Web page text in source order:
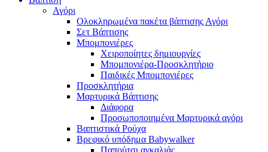
Αγόρι
Ολοκληρωμένα πακέτα βάπτισης Αγόρι
Σετ Βάπτισης
Μπομπονιέρες
Χειροποίητες δημιουργίες
Μπομπονιέρα-Προσκλητήριο
Παιδικές Μπομπονιέρες
Προσκλητήρια
Μαρτυρικά Βάπτισης
Διάφορα
Προσωποποιημένα Μαρτυρικά αγόρι
Βαπτιστικά Ρούχα
Βρεφικό υπόδημα Babywalker
Παπούτσι αγκαλιάς